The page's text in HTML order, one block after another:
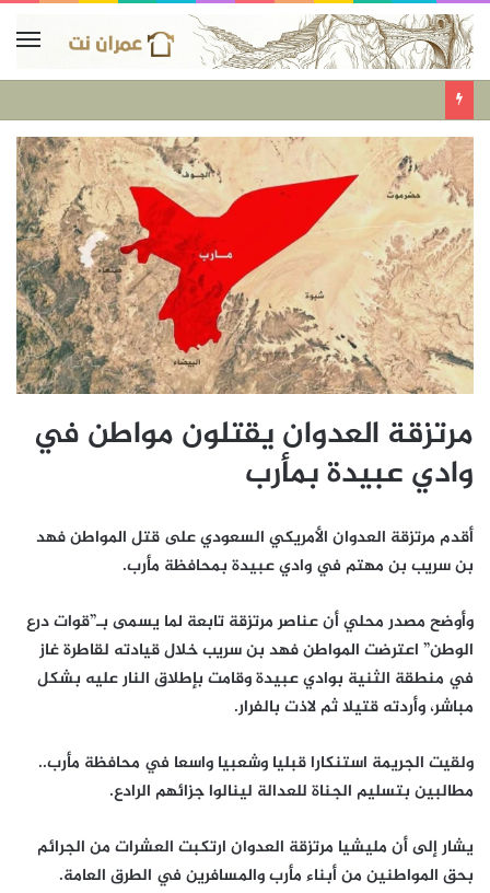
مرتزقة العدوان يقتلون مواطن في
وادي عبيدة بمأرب
أقدم مرتزقة العدوان الأمريكي السعودي على قتل المواطن فهد
بن سريب بن مهتم في وادي عبيدة بمحافظة مأرب.
وأوضح مصدر محلي أن عناصر مرتزقة تابعة لما يسمى بـ”قوات درع
الوطن” اعترضت المواطن فهد بن سريب خلال قيادته لقاطرة غاز
في منطقة الثنية بوادي عبيدة وقامت بإطلاق النار عليه بشكل
مباشر، وأردته قتيلا ثم لاذت بالفرار.
ولقيت الجريمة استنكارا قبليا وشعبيا واسعا في محافظة مأرب..
مطالبين بتسليم الجناة للعدالة لينالوا جزائهم الرادع.
يشار إلى أن مليشيا مرتزقة العدوان ارتكبت العشرات من الجرائم
بحق المواطنين من أبناء مأرب والمسافرين في الطرق العامة.